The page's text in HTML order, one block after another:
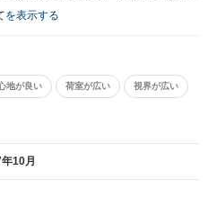
．８キロ） だが、仮に年１万キロ走
の場合は 約１８１８リッターが必
は年間約３１万円。 金額だけ見ると
ズのもっと燃費の良い人気車種で 単
較するとしても１年目の差額は約１
の差額となるが、同程度の安全性や
してその金額差で選べるだろうか？
は無いが、細かく考えるとさてどうだ
に１０万円位かかる。 ※ディーラー
外品へ置き換える手段が どうしても
タイプのディスプレイオーディオもあ
にもできるので状況は変わって来て居
らこれを買って直しながら使い倒す
ョン費用位で車両本体価格と諸費用、
（筆者は将来的にトレーラーの牽引
いたが 盗難率の高さに尻込みし続け
す結果となった） 見た目の高級
されるのではないだろうか。 不思議
を表示する
地が良い 荷室が広い 視界が広い
10月